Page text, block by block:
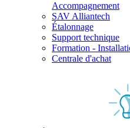
Accompagnement
SAV Alliantech
Étalonnage
Support technique
Formation -
Centrale d'achat